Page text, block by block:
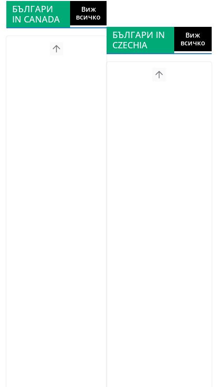
БЪЛГАРИ
IN CANADA
Виж
всичко
БЪЛГАРИ IN
CZECHIA
Виж
всичко